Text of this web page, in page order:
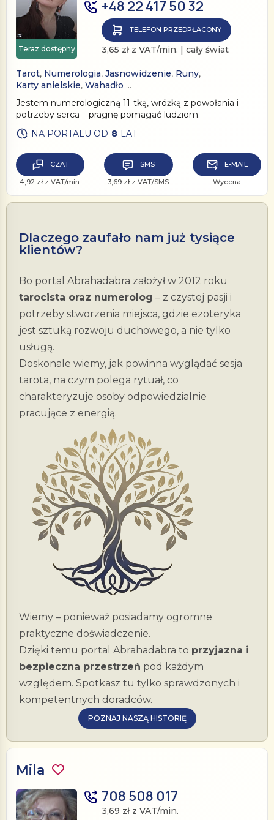
Teraz dostępny
+48 22 417 50 32
TELEFON PRZEDPŁACONY
3,65 zł z VAT/min. | cały świat
CZAT
4,92 zł z VAT/min.
SMS
3,69 zł z VAT/SMS
E-MAIL
Wycena
Tarot, Numerologia, Jasnowidzenie, Runy,
Karty anielskie, Wahadło …
Jestem numerologiczną 11-tką, wróżką z powołania i
potrzeby serca – pragnę pomagać ludziom.
NA PORTALU OD 8 LAT
Dlaczego zaufało nam już tysiące
klientów?
Bo portal Abrahadabra założył w 2012 roku
tarocista oraz numerolog – z czystej pasji i
potrzeby stworzenia miejsca, gdzie ezoteryka
jest sztuką rozwoju duchowego, a nie tylko
usługą.
Doskonale wiemy, jak powinna wyglądać sesja
tarota, na czym polega rytuał, co
charakteryzuje osoby odpowiedzialnie
pracujące z energią.
Wiemy – ponieważ posiadamy ogromne
praktyczne doświadczenie.
Dzięki temu portal Abrahadabra to przyjazna i
bezpieczna przestrzeń pod każdym
względem. Spotkasz tu tylko sprawdzonych i
kompetentnych doradców.
POZNAJ NASZĄ HISTORIĘ
Mila
708 508 017
3,69 zł z VAT/min.